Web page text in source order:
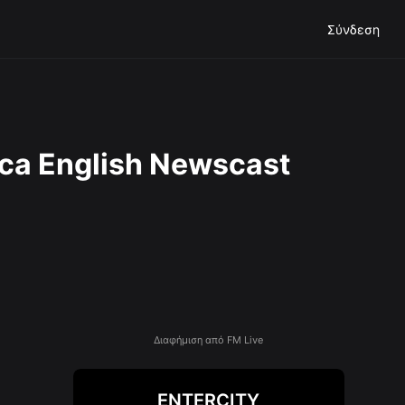
Σύνδεση
English Newscast
Διαφήμιση από FM Live
ENTERCITY